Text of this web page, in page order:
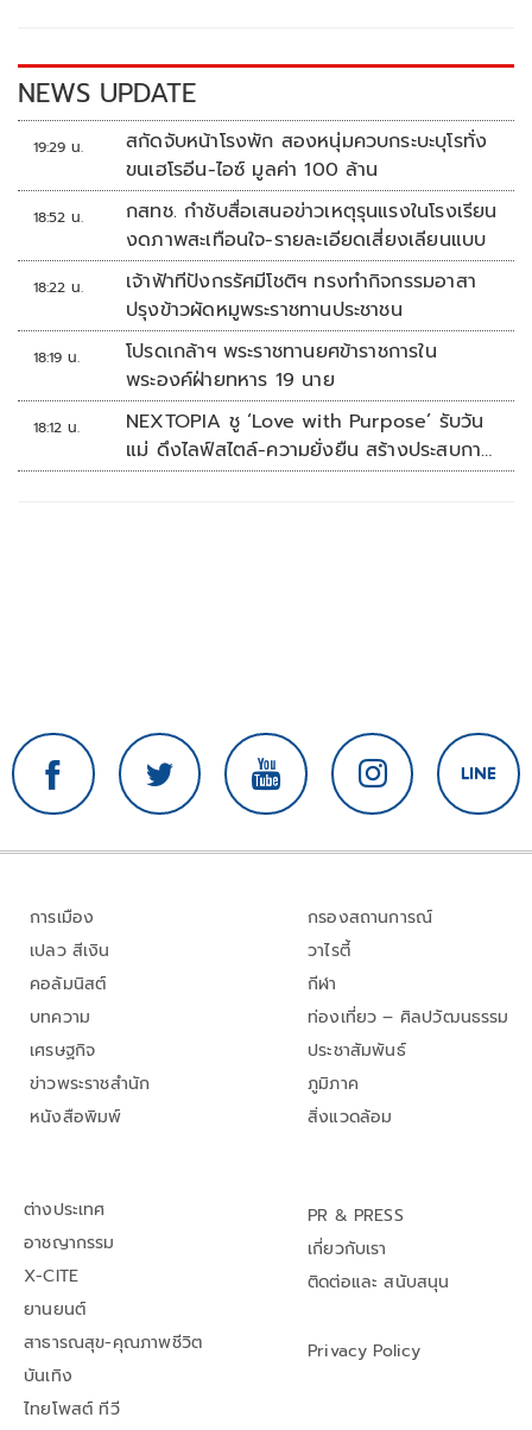
k k
NEWS UPDATE
19:29 น.
สกัดจับหน้าโรงพัก สองหนุ่มควบกระบะบุโรทั่ง
ขนเฮโรอีน-ไอซ์ มูลค่า 100 ล้าน
18:52 น.
กสทช. กำชับสื่อเสนอข่าวเหตุรุนแรงในโรงเรียน
งดภาพสะเทือนใจ-รายละเอียดเสี่ยงเลียนแบบ
18:22 น.
เจ้าฟ้าทีปังกรรัศมีโชติฯ ทรงทำกิจกรรมอาสา
ปรุงข้าวผัดหมูพระราชทานประชาชน
18:19 น.
โปรดเกล้าฯ พระราชทานยศข้าราชการใน
พระองค์ฝ่ายทหาร 19 นาย
18:12 น.
NEXTOPIA ชู ‘Love with Purpose’ รับวัน
แม่ ดึงไลฟ์สไตล์-ความยั่งยืน สร้างประสบกา
รณ์ช้อปปิงมีความหมาย
การเมือง
เปลว สีเงิน
คอลัมนิสต์
บทความ
เศรษฐกิจ
ข่าวพระราชสำนัก
หนังสือพิมพ์
กรองสถานการณ์
วาไรตี้
กีฬา
ท่องเที่ยว – ศิลปวัฒนธรรม
ประชาสัมพันธ์
ภูมิภาค
สิ่งแวดล้อม
ต่างประเทศ
อาชญากรรม
X-CITE
ยานยนต์
สาธารณสุข-คุณภาพชีวิต
บันเทิง
ไทยโพสต์ ทีวี
PR & PRESS
เกี่ยวกับเรา
ติดต่อและ สนับสนุน
Privacy Policy